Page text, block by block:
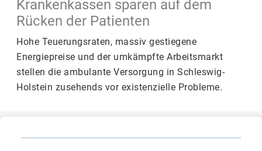
Krankenkassen sparen auf dem
Rücken der Patienten
Hohe Teuerungsraten, massiv gestiegene
Energiepreise und der umkämpfte Arbeitsmarkt
stellen die ambulante Versorgung in Schleswig-
Holstein zusehends vor existenzielle Probleme.